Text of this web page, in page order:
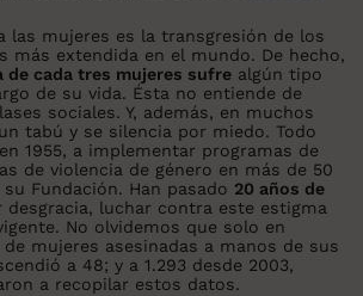
las mujeres es la transgresión de los
más extendida en el mundo. De hecho,
de cada tres mujeres sufre algún tipo
de su vida. Ésta no entiende de
sociales. Y, además, en muchos
tabú y se silencia por miedo. Todo
1955, a implementar programas de
de violencia de género en más de 50
Fundación. Han pasado 20 años de
desgracia, luchar contra este estigma
No olvidemos que solo en
mujeres asesinadas a manos de sus
a 48; y a 1.293 desde 2003,
a recopilar estos datos.